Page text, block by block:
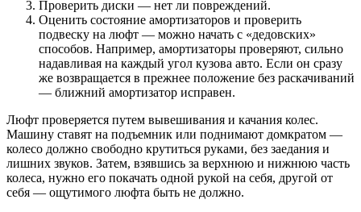
Проверить диски — нет ли повреждений.
Оценить состояние амортизаторов и проверить
подвеску на люфт — можно начать с «дедовских»
способов. Например, амортизаторы проверяют, сильно
надавливая на каждый угол кузова авто. Если он сразу
же возвращается в прежнее положение без раскачиваний
— ближний амортизатор исправен.
Люфт проверяется путем вывешивания и качания колес.
Машину ставят на подъемник или поднимают домкратом —
колесо должно свободно крутиться руками, без заедания и
лишних звуков. Затем, взявшись за верхнюю и нижнюю часть
колеса, нужно его покачать одной рукой на себя, другой от
себя — ощутимого люфта быть не должно.